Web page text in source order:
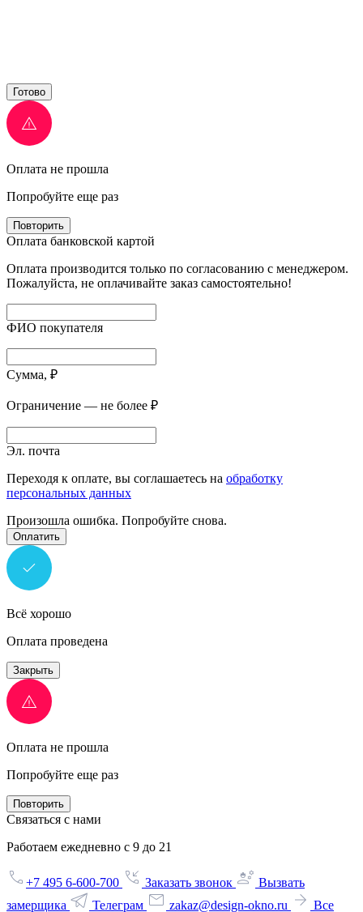
Готово
Оплата не прошла
Попробуйте еще раз
Повторить
Оплата банковской картой
Оплата производится только по согласованию с менеджером.
Пожалуйста, не оплачивайте заказ самостоятельно!
ФИО покупателя
Сумма, ₽
Ограничение — не более ₽
Эл. почта
Переходя к оплате, вы соглашаетесь на обработку
персональных данных
Произошла ошибка. Попробуйте снова.
Оплатить
Всё хорошо
Оплата проведена
Закрыть
Оплата не прошла
Попробуйте еще раз
Повторить
Связаться с нами
Работаем ежедневно с 9 до 21
+7 495 6-600-700 Заказать звонок
Вызвать
замерщика
Телеграм zakaz@design-okno.ru Все